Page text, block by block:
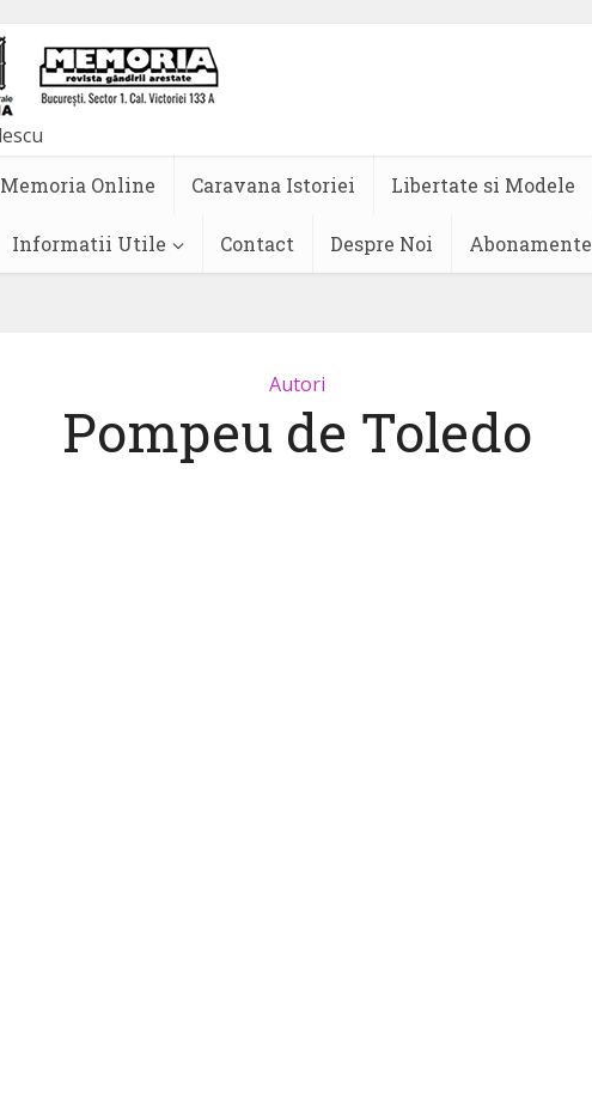
Memoria Online Caravana Istoriei Libertate si Modele
Informatii Utile Contact Despre Noi Abonamente
Autori
Pompeu de Toledo